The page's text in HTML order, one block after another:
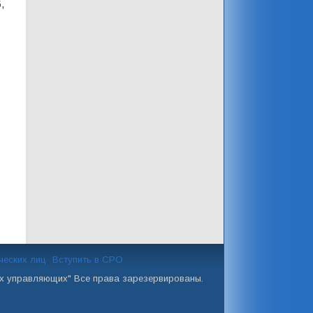
лиц
Вступить в СРО
управляющих" Все права зарезервированы.